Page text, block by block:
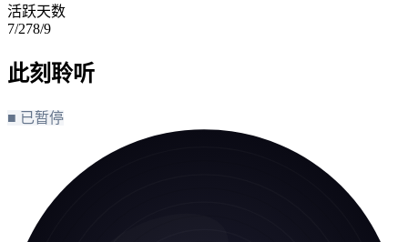
活跃天数
7/278/9
此刻聆听
■ 已暂停